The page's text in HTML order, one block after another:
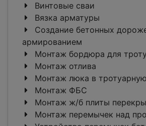
Винтовые сваи
Вязка арматуры
Создание бетонных
армированием
Монтаж бордюра для
Монтаж отлива
Монтаж люка в
Монтаж ФБС
Монтаж ж/б плиты
Монтаж перемычек над